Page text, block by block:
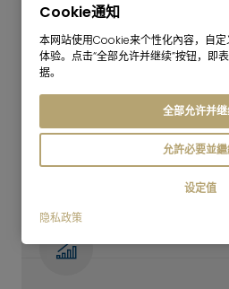
07.12.2023
MARKET REPORT
继续阅读
Cookie通知
本网站使用Cookie来个性化內容，自
体验。点击“全部允许并继续”按钮，即
据。
全部允许并
允許必要並
设定值
隐私政策